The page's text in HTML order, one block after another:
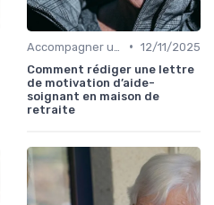
• 12/11/2025
Comment rédiger une lettre
de motivation d’aide-
soignant en maison de
retraite